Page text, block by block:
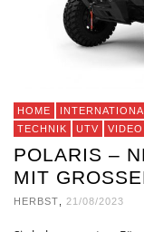
HOME INTERNATIONAL
TECHNIK
UTV VIDEO
POLARIS –
MIT
HERBST 21/08/2023